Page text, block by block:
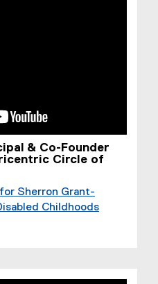
& Co-Founder
Circle of
Sherron Grant-
Childhoods